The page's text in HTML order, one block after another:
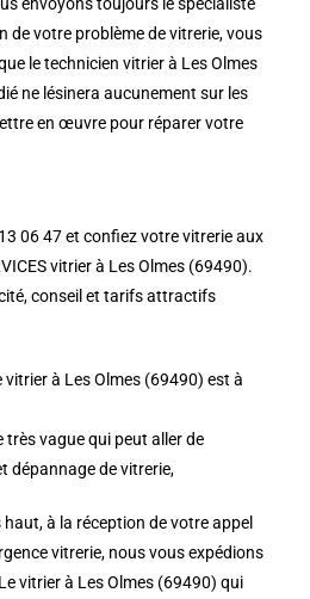
de votre problème de vitrerie, vous
le technicien vitrier à Les Olmes
ne lésinera aucunement sur les
en œuvre pour réparer votre
06 47 et confiez votre vitrerie aux
vitrier à Les Olmes (69490).
conseil et tarifs attractifs
à Les Olmes (69490) est à
vague qui peut aller de
dépannage de vitrerie,
haut, à la réception de votre appel
vitrerie, nous vous expédions
vitrier à Les Olmes (69490) qui